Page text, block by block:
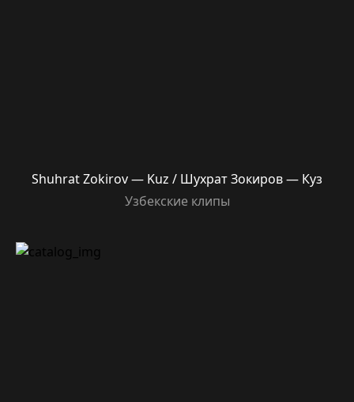
Shuhrat Zokirov — Kuz / Шухрат Зокиров — Куз
Узбекские клипы